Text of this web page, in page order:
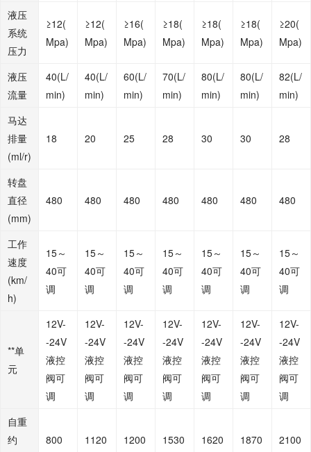
液压
系统
压力
≥12(
Mpa)
≥12(
Mpa)
≥16(
Mpa)
≥18(
Mpa)
≥18(
Mpa)
≥18(
Mpa)
≥20(
Mpa)
液压
流量
40(L/
min)
40(L/
min)
60(L/
min)
70(L/
min)
80(L/
min)
80(L/
min)
82(L/
min)
马达
排量
(ml/r)
18 20 25 28 30 30 28
转盘
直径
(mm)
480 480 480 480 480 480 480
工作
速度
(km/
h)
15～
40可
调
15～
40可
调
15～
40可
调
15～
40可
调
15～
40可
调
15～
40可
调
15～
40可
调
**单
元
12V-
-24V
液控
阀可
调
12V-
-24V
液控
阀可
调
12V-
-24V
液控
阀可
调
12V-
-24V
液控
阀可
调
12V-
-24V
液控
阀可
调
12V-
-24V
液控
阀可
调
12V-
-24V
液控
阀可
调
自重
约
800 1120 1200 1530 1620 1870 2100